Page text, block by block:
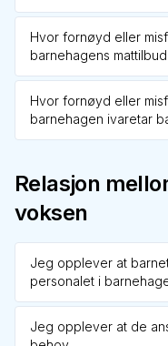
Hvor fornøyd eller
barnehagens
Hvor fornøyd eller
barnehagen ivaretar
Relasjon
voksen
Jeg opplever at
personalet i
Jeg opplever at de